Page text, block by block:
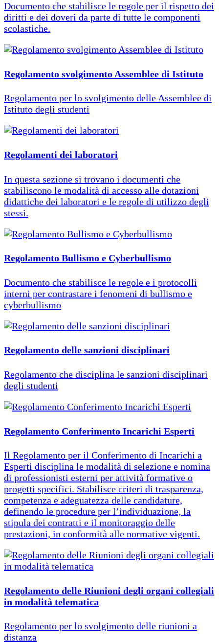
Documento che stabilisce le regole per il rispetto dei
diritti e dei doveri da parte di tutte le componenti
scolastiche.
Regolamento svolgimento Assemblee di Istituto
Regolamento per lo svolgimento delle Assemblee di
Istituto degli studenti
Regolamenti dei laboratori
In questa sezione si trovano i documenti che
stabiliscono le modalità di accesso alle dotazioni
didattiche dei laboratori e le regole di utilizzo degli
stessi.
Regolamento Bullismo e Cyberbullismo
Documento che stabilisce le regole e i protocolli
interni per contrastare i fenomeni di bullismo e
cyberbullismo
Regolamento delle sanzioni disciplinari
Regolamento che disciplina le sanzioni disciplinari
degli studenti
Regolamento Conferimento Incarichi Esperti
Il Regolamento per il Conferimento di Incarichi a
Esperti disciplina le modalità di selezione e nomina
di professionisti esterni per attività formative o
progetti specifici. Stabilisce criteri di trasparenza,
competenza e adeguatezza delle candidature,
definendo le procedure per l’individuazione, la
stipula dei contratti e il monitoraggio delle
prestazioni, in conformità alle normative vigenti.
Regolamento delle Riunioni degli organi collegiali
in modalità telematica
Regolamento per lo svolgimento delle riunioni a
distanza